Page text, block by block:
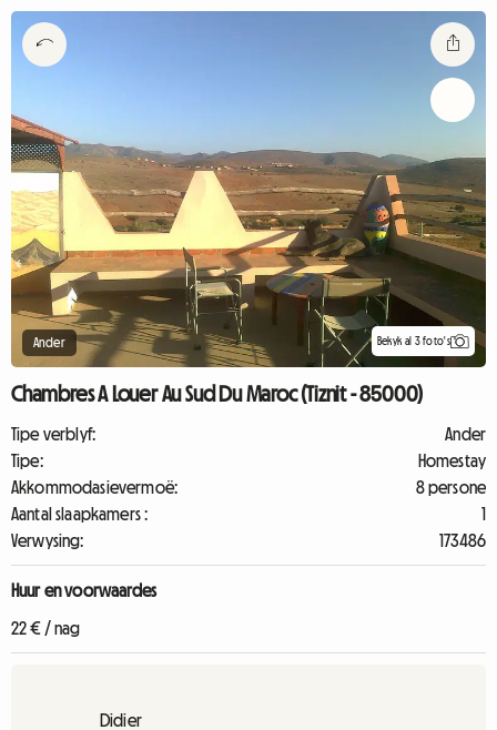
Ander Bekyk al 3 foto's
Chambres A Louer Au Sud Du Maroc (Tiznit - 85000)
Tipe verblyf:
Ander
Tipe:
Homestay
Akkommodasievermoë:
8 persone
Aantal slaapkamers :
1
Verwysing:
173486
Huur en voorwaardes
22 € / nag
Didier